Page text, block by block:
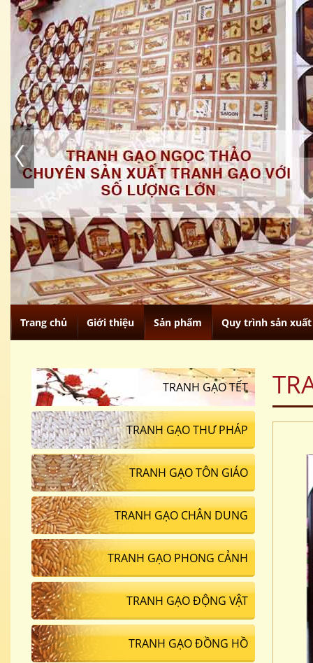
Trang chủ Giới thiệu Sản phẩm Quy trình sản xuất
TRANH GẠO TẾT
TRANH GẠO THƯ PHÁP
TRANH GẠO TÔN GIÁO
TRANH GẠO CHÂN DUNG
TRANH GẠO PHONG CẢNH
TRANH GẠO ĐỘNG VẬT
TRANH GẠO ĐỒNG HỒ